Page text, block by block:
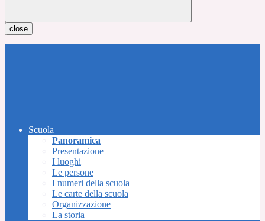
close
Scuola
Panoramica
Presentazione
I luoghi
Le persone
I numeri della scuola
Le carte della scuola
Organizzazione
La storia